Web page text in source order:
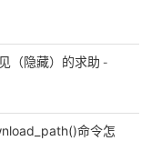
（隐藏）的求助 -
命令怎